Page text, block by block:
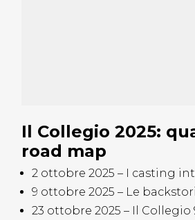
Il Collegio 2025:
road map
2 ottobre 2025 – I casting
9 ottobre 2025 – Le
23 ottobre 2025 – Il